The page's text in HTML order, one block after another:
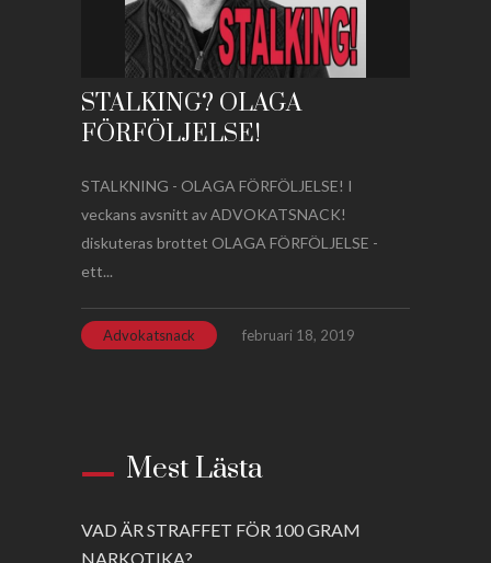
STALKING? OLAGA
FÖRFÖLJELSE!
STALKNING - OLAGA FÖRFÖLJELSE! I
veckans avsnitt av ADVOKATSNACK!
diskuteras brottet OLAGA FÖRFÖLJELSE -
ett...
Advokatsnack februari 18, 2019
Mest Lästa
VAD ÄR STRAFFET FÖR 100 GRAM
NARKOTIKA?